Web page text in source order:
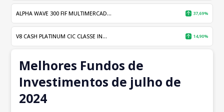
ALPHA WAVE 300 FIF MULTIMERCAD... 37,69%
V8 CASH PLATINUM CIC CLASSE IN... 14,90%
Melhores Fundos de
Investimentos de julho de
2024